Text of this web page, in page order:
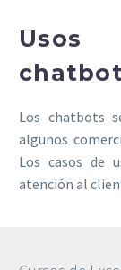
Usos
Los chatbots
algunos
Los casos de
atención al